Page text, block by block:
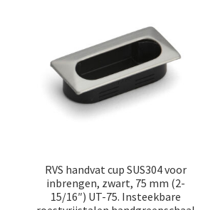
RVS handvat cup SUS304 voor
inbrengen, zwart, 75 mm (2-
15/16″) UT-75. Insteekbare